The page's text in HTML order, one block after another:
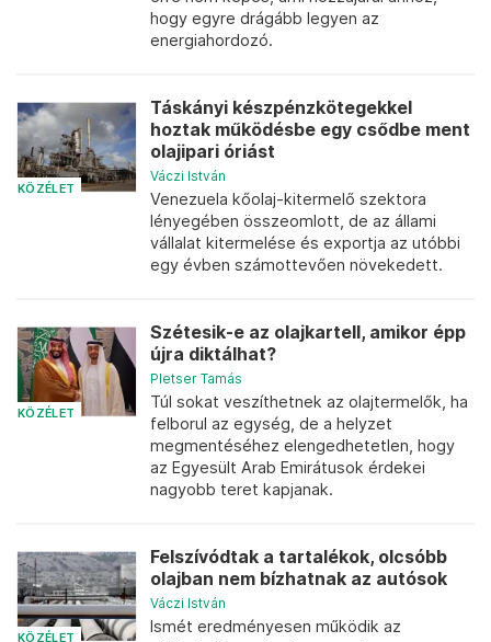
hogy egyre drágább legyen az
energiahordozó.
KÖZÉLET
Táskányi készpénzkötegekkel
hoztak működésbe egy csődbe ment
olajipari óriást
Váczi István
Venezuela kőolaj-kitermelő szektora
lényegében összeomlott, de az állami
vállalat kitermelése és exportja az utóbbi
egy évben számottevően növekedett.
KÖZÉLET
Szétesik-e az olajkartell, amikor épp
újra diktálhat?
Pletser Tamás
Túl sokat veszíthetnek az olajtermelők, ha
felborul az egység, de a helyzet
megmentéséhez elengedhetetlen, hogy
az Egyesült Arab Emirátusok érdekei
nagyobb teret kapjanak.
KÖZÉLET
Felszívódtak a tartalékok, olcsóbb
olajban nem bízhatnak az autósok
Váczi István
Ismét eredményesen működik az